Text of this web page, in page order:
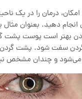
درمان را در یک
دهید. بعنوان
بهتر است پوست پشت
سفت شود. پشت گردن
می‌شود و چندان مشخص